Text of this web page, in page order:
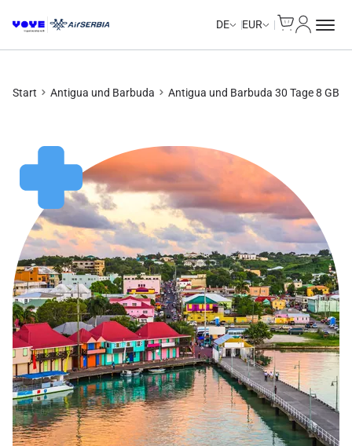
DE EUR
Start Antigua und Barbuda Antigua und Barbuda 30 Tage 8 GB